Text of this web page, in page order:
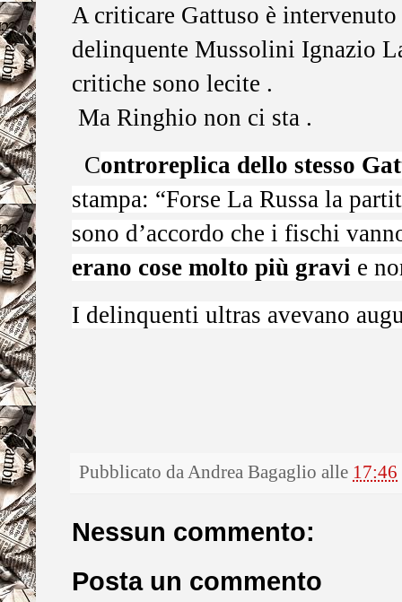
A criticare Gattuso è
delinquente Mussolini Ignazio
critiche sono lecite .
Ma Ringhio non ci sta .
Controreplica dello stesso
stampa: “Forse La Russa la
sono d’accordo che i fischi
erano cose molto più gravi e
I delinquenti ultras avevano
Pubblicato daAndrea Bagaglio alle 17:46
Nessun commento:
Posta un commento